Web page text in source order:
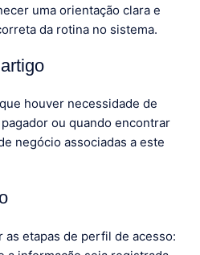
uma orientação clara e
da rotina no sistema.
houver necessidade de
ou quando encontrar
negócio associadas a este
as etapas de perfil de acesso: